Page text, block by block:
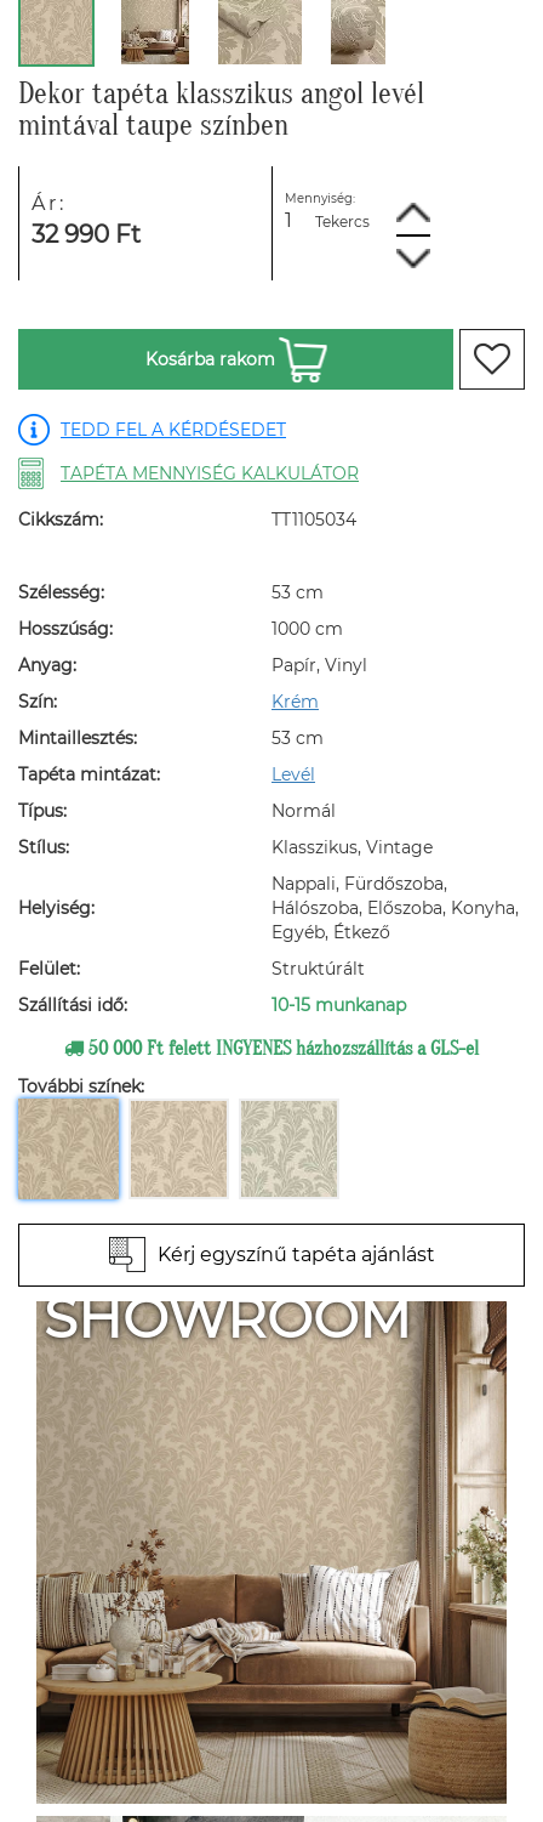
Dekor tapéta klasszikus angol levél
mintával taupe színben
Ár:
32 990 Ft
Mennyiség:
Tekercs
Kosárba rakom
TEDD FEL A KÉRDÉSEDET
TAPÉTA MENNYISÉG KALKULÁTOR
Cikkszám: TT1105034
Szélesség:
53 cm
Hosszúság:
1000 cm
Anyag:
Papír, Vinyl
Szín:
Krém
Mintaillesztés:
53 cm
Tapéta mintázat:
Levél
Típus:
Normál
Stílus:
Klasszikus, Vintage
Helyiség:
Nappali, Fürdőszoba,
Hálószoba, Előszoba, Konyha,
Egyéb, Étkező
Felület:
Struktúrált
Szállítási idő:
10-15 munkanap
50 000 Ft felett INGYENES házhozszállítás a GLS-el
További színek:
Kérj egyszínű tapéta ajánlást
SHOWROOM